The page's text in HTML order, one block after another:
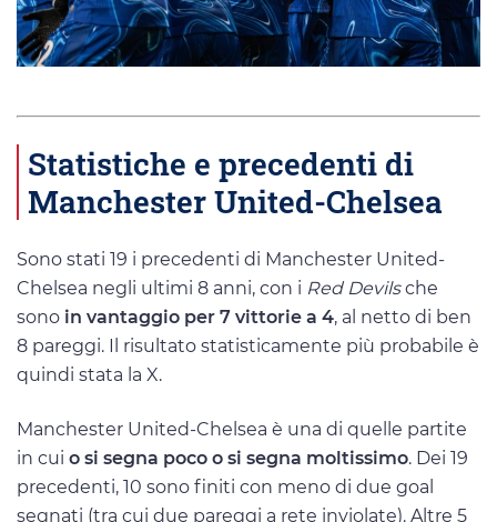
Statistiche e precedenti di
Manchester United-Chelsea
Sono stati 19 i precedenti di Manchester United-
Chelsea negli ultimi 8 anni, con i Red Devilsche
sono in vantaggio per 7 vittorie a 4, al netto di ben
8 pareggi. Il risultato statisticamente più probabile è
quindi stata la X.
Manchester United-Chelsea è una di quelle partite
in cui o si segna poco o si segna moltissimo. Dei 19
precedenti, 10 sono finiti con meno di due goal
segnati (tra cui due pareggi a rete inviolate). Altre 5